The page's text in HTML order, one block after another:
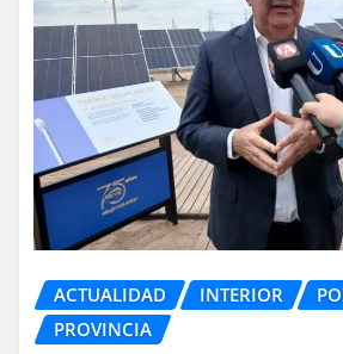
ACTUALIDAD INTERIOR
PROVINCIA